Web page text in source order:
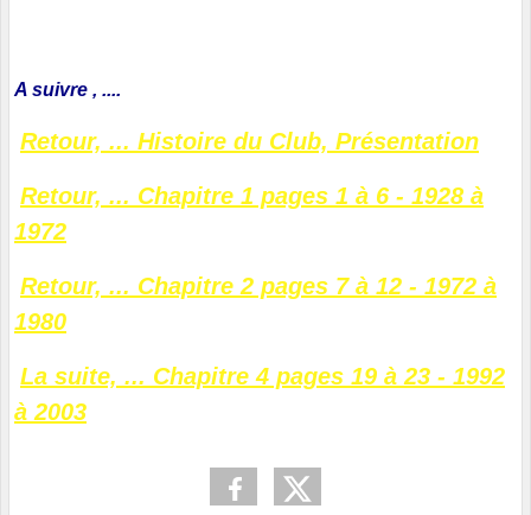
A suivre , ....
Retour, ... Histoire du Club, Présentation
Retour, ... Chapitre 1 pages 1 à 6 - 1928 à
1972
Retour, ... Chapitre 2 pages 7 à 12 - 1972 à
1980
La suite, ... Chapitre 4 pages 19 à 23 - 1992
à 2003